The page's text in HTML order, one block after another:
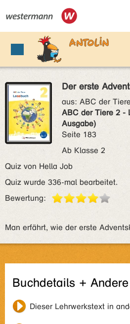
Der erste
aus: ABC der
ABC der Tiere 2 -
Ausgabe)
Seite 183
Ab Klasse 2
Quiz von Hella Job
Quiz wurde 336-mal bearbeitet.
Bewertung:
Man erfährt, wie der erste
Buchdetails +
Dieser Lehrwerkstext in